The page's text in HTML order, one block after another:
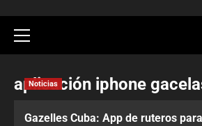
aplicación iphone
Noticias
Gazelles Cuba: App de ruteros